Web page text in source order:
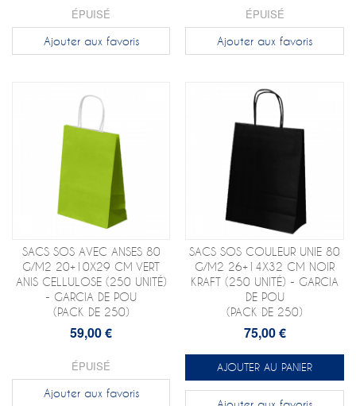
ÉPUISÉ
Ajouter aux favoris
ÉPUISÉ
Ajouter aux favoris
SACS SOS AVEC ANSES 80
G/M2 20+10X29 CM VERT
ANIS CELLULOSE (250 UNITÉ)
- GARCIA DE POU
(PACK DE 250)
59,00 €
ÉPUISÉ
Ajouter aux favoris
SACS SOS COULEUR UNIE 80
G/M2 26+14X32 CM NOIR
KRAFT (250 UNITÉ) - GARCIA
DE POU
(PACK DE 250)
75,00 €
AJOUTER AU PANIER